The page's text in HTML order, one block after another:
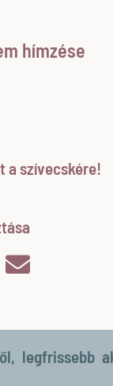
hímzése
a szívecskére!
legfrissebb